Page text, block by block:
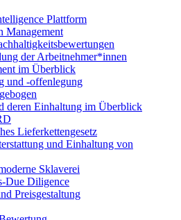
Plattform
Management
der Arbeitnehmer*innen
im Überblick
und -offenlegung
deren Einhaltung im Überblick
Lieferkettengesetz
und Einhaltung von
Sklaverei
Due Diligence
Preisgestaltung